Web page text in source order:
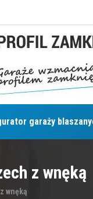
garaży
z wnęką
wnęką